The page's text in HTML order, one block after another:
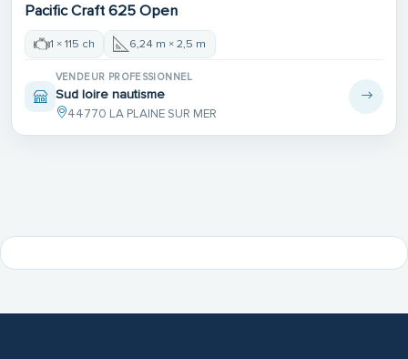
Pacific Craft 625 Open
1 × 115 ch 6,24 m × 2,5 m
VENDEUR PROFESSIONNEL
Sud loire nautisme
44770 LA PLAINE SUR MER